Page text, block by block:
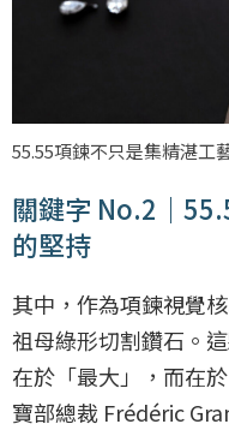
55.55項鍊不只是集精湛
關鍵字 No.2｜
的堅持
其中，作為項鍊視覺
祖母綠形切割鑽石。
在於「最大」，而在
寶部總裁 Frédéric